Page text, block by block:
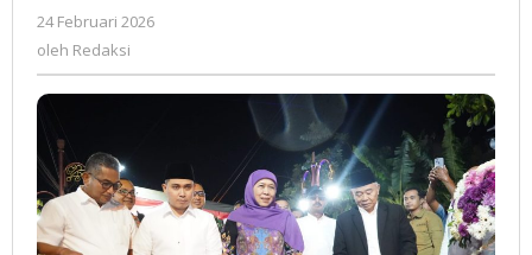
Desa
24 Februari 2026
oleh Redaksi